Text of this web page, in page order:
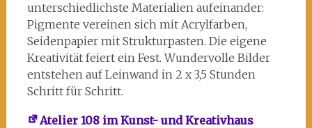
unterschiedlichste Materialien aufeinander:
Pigmente vereinen sich mit Acrylfarben,
Seidenpapier mit Strukturpasten. Die eigene
Kreativität feiert ein Fest. Wundervolle Bilder
entstehen auf Leinwand in 2 x 3,5 Stunden
Schritt für Schritt.
Atelier 108 im Kunst- und Kreativhaus